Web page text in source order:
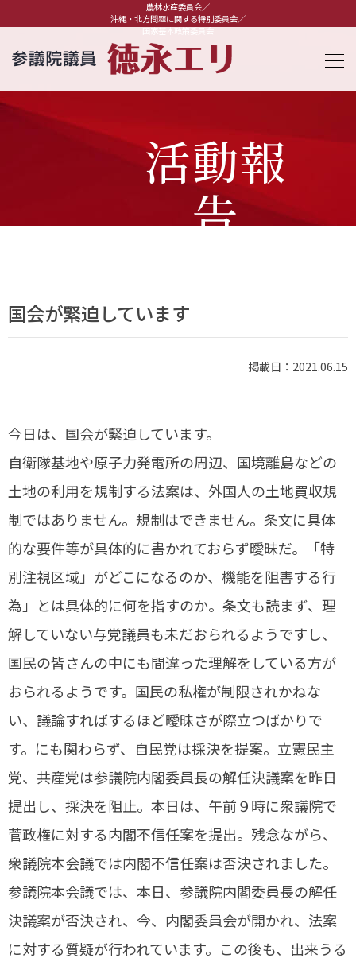
農林水産委員会／
沖縄・北方問題に関する特別委員会／
国家基本政策委員会
活動報
告
国会が緊迫しています
掲載日：2021.06.15
今日は、国会が緊迫しています。
自衛隊基地や原子力発電所の周辺、国境離島などの
土地の利用を規制する法案は、外国人の土地買収規
制ではありません。規制はできません。条文に具体
的な要件等が具体的に書かれておらず曖昧だ。「特
別注視区域」がどこになるのか、機能を阻害する行
為」とは具体的に何を指すのか。条文も読まず、理
解していない与党議員も未だおられるようですし、
国民の皆さんの中にも間違った理解をしている方が
おられるようです。国民の私権が制限されかねな
い、議論すればするほど曖昧さが際立つばかりで
す。にも関わらず、自民党は採決を提案。立憲民主
党、共産党は参議院内閣委員長の解任決議案を昨日
提出し、採決を阻止。本日は、午前９時に衆議院で
菅政権に対する内閣不信任案を提出。残念ながら、
衆議院本会議では内閣不信任案は否決されました。
参議院本会議では、本日、参議院内閣委員長の解任
決議案が否決され、今、内閣委員会が開かれ、法案
に対する質疑が行われています。この後も、出来うる